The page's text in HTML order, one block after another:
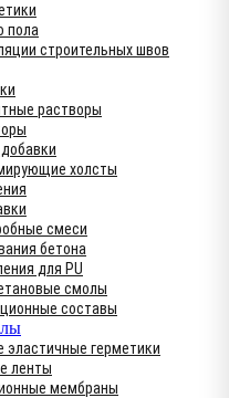
пола
строительных швов
растворы
холсты
смеси
бетона
для PU
смолы
составы
герметики
ленты
мембраны